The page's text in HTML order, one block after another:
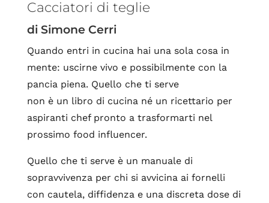
Cacciatori di teglie
di Simone Cerri
Quando entri in cucina hai una sola cosa in
mente: uscirne vivo e possibilmente con la
pancia piena. Quello che ti serve
non è un libro di cucina né un ricettario per
aspiranti chef pronto a trasformarti nel
prossimo food influencer.
Quello che ti serve è un manuale di
sopravvivenza per chi si avvicina ai fornelli
con cautela, diffidenza e una discreta dose di